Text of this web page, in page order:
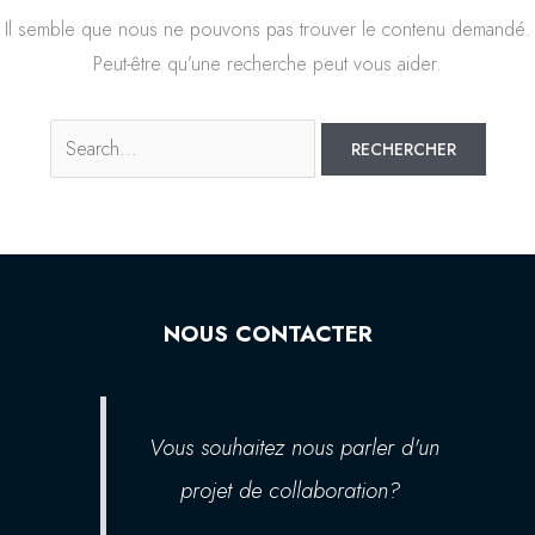
Il semble que nous ne pouvons pas trouver le contenu demandé.
Peut-être qu’une recherche peut vous aider.
NOUS CONTACTER
Vous souhaitez nous parler d'un
projet de collaboration?